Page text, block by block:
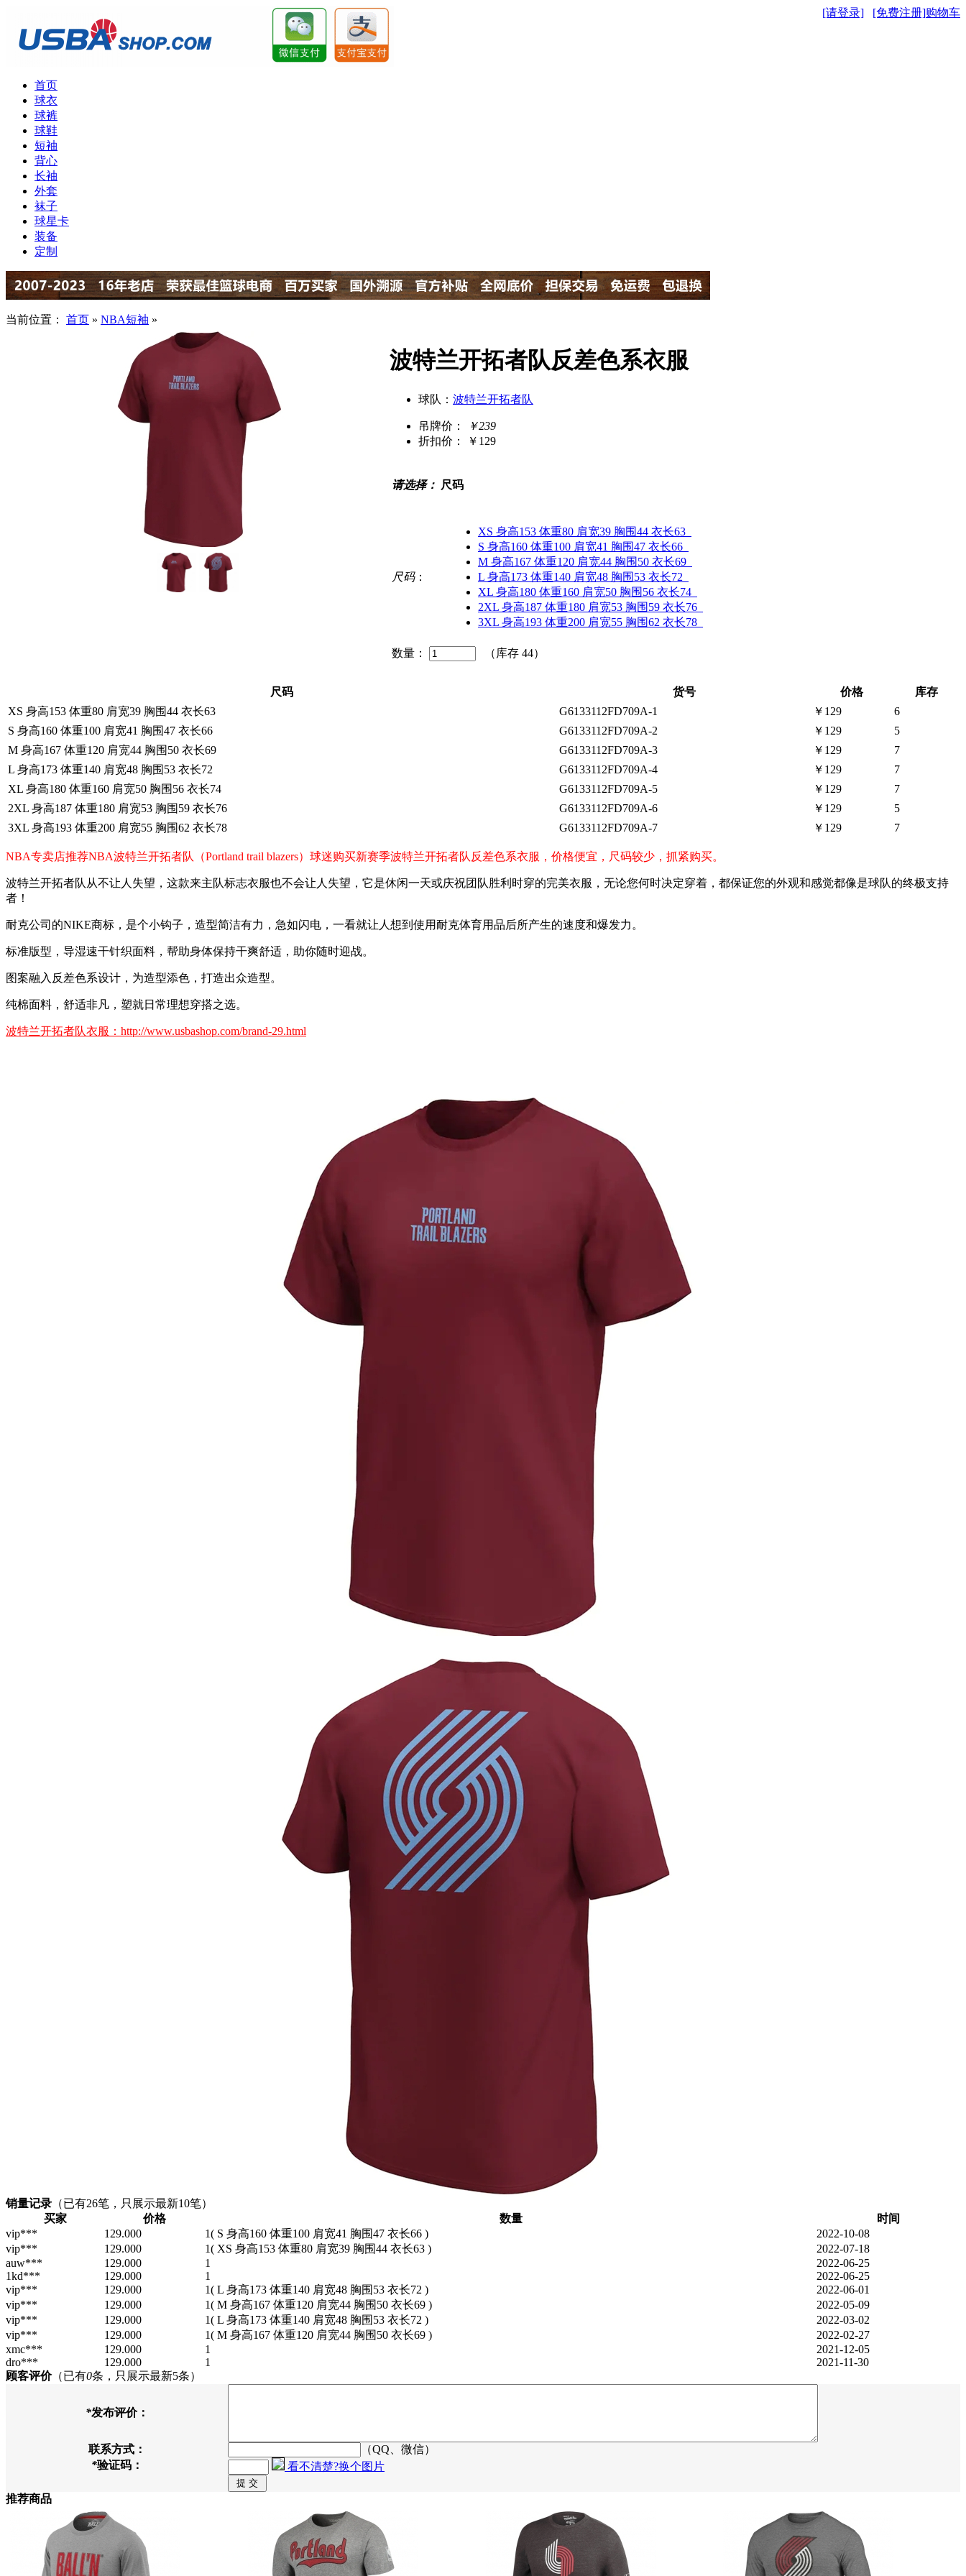
[请登录] [免费注册]购物车
首页
球衣
球裤
球鞋
短袖
背心
长袖
外套
袜子
球星卡
装备
定制
当前位置： 首页 » NBA短袖 »
波特兰开拓者队反差色系衣服
球队： 波特兰开拓者队
吊牌价：
￥239
折扣价：
￥129
请选择： 尺码
尺码：
XS 身高153 体重80 肩宽39 胸围44 衣长63
S 身高160 体重100 肩宽41 胸围47 衣长66
M 身高167 体重120 肩宽44 胸围50 衣长69
L 身高173 体重140 肩宽48 胸围53 衣长72
XL 身高180 体重160 肩宽50 胸围56 衣长74
2XL 身高187 体重180 肩宽53 胸围59 衣长76
3XL 身高193 体重200 肩宽55 胸围62 衣长78
数量： （库存 44）
尺码 货号 价格
库存
XS 身高153 体重80 肩宽39 胸围44 衣长63
G6133112FD709A-1 ￥129
6
S 身高160 体重100 肩宽41 胸围47 衣长66
G6133112FD709A-2 ￥129
5
M 身高167 体重120 肩宽44 胸围50 衣长69
G6133112FD709A-3 ￥129
7
L 身高173 体重140 肩宽48 胸围53 衣长72
G6133112FD709A-4 ￥129
7
XL 身高180 体重160 肩宽50 胸围56 衣长74
G6133112FD709A-5 ￥129
7
2XL 身高187 体重180 肩宽53 胸围59 衣长76
G6133112FD709A-6 ￥129
5
3XL 身高193 体重200 肩宽55 胸围62 衣长78
G6133112FD709A-7 ￥129 7
NBA专卖店推荐NBA波特兰开拓者队（Portland trail blazers）球迷购买新赛季波特兰开拓者队反差色系衣服，价格便宜，尺码较少，抓紧购买。
波特兰开拓者队从不让人失望，这款来主队标志衣服也不会让人失望，它是休闲一天或庆祝团队胜利时穿的完美衣服，无论您何时决定穿着，都保证您的外观和感觉都像是球队的终极支持
者！
耐克公司的NIKE商标，是个小钩子，造型简洁有力，急如闪电，一看就让人想到使用耐克体育用品后所产生的速度和爆发力。
标准版型，导湿速干针织面料，帮助身体保持干爽舒适，助你随时迎战。
图案融入反差色系设计，为造型添色，打造出众造型。
纯棉面料，舒适非凡，塑就日常理想穿搭之选。
波特兰开拓者队衣服：http://www.usbashop.com/brand-29.html
销量记录 （已有26笔，只展示最新10笔）
买家
价格 数量
时间
vip***
129.000 1( S 身高160 体重100 肩宽41 胸围47 衣长66 )
2022-10-08
vip***
129.000 1( XS 身高153 体重80 肩宽39 胸围44 衣长63 )
2022-07-18
auw***
129.000 1
2022-06-25
1kd***
129.000 1
2022-06-25
vip***
129.000 1( L 身高173 体重140 肩宽48 胸围53 衣长72 )
2022-06-01
vip***
129.000 1( M 身高167 体重120 肩宽44 胸围50 衣长69 )
2022-05-09
vip***
129.000 1( L 身高173 体重140 肩宽48 胸围53 衣长72 )
2022-03-02
vip***
129.000 1( M 身高167 体重120 肩宽44 胸围50 衣长69 )
2022-02-27
xmc***
129.000 1
2021-12-05
dro***
129.000 1
2021-11-30
顾客评价（已有0条，只展示最新5条）
*发布评价：
联系方式：
（QQ、微信）
*验证码： 看不清楚?换个图片
推荐商品